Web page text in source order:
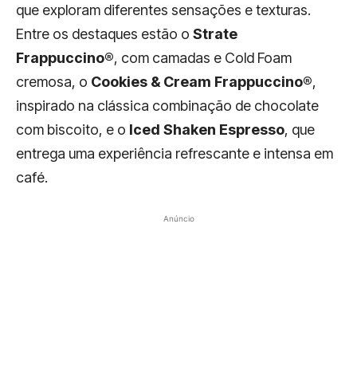
que exploram diferentes sensações e texturas.
Entre os destaques estão o Strate
Frappuccino®, com camadas e Cold Foam
cremosa, o Cookies & Cream Frappuccino®,
inspirado na clássica combinação de chocolate
com biscoito, e o Iced Shaken Espresso, que
entrega uma experiência refrescante e intensa em
café.
Anúncio